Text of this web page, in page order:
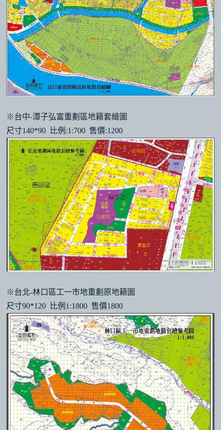
※台中-潭子弘富重劃區地籍套繪圖
尺寸140*90 比例:1:700 售價:1200
※台北-林口區工一市地重劃原地籍圖
尺寸90*120 比例1:1800 售價1800